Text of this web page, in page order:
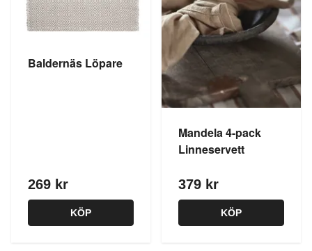
Baldernäs Löpare
269 kr
KÖP
Mandela 4-pack
Linneservett
379 kr
KÖP